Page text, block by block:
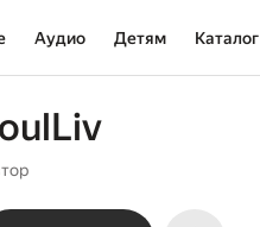
Аудио Детям Каталог